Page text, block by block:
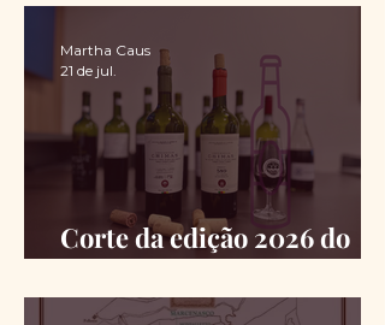
Corte da edição 2026 do
Martha Caus
21 de jul.